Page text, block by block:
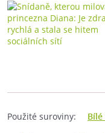
Použité suroviny: